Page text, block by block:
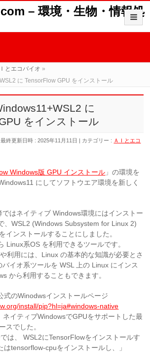
– 環境・生物・情報処
とエコバイオ »
に TensorFlow GPU をインストール
に
をインストール
最終更新日時 : 2025年11月11日 カテゴリー : ＡＩとエコ
Windows版 GPU インストール 」の環境を
にしてソフトウエア環境を新しく
はネイティブ Windows環境にはインストー
、WSL2 (Windows Subsystem for Linux 2)
インストールすることにしました。
Linux系OS を利用できるツールです。
利用には、Linux の基本的な知識が必要とさ
イオ系ツールを WSL 上の Linux にインス
から利用することもできます。
式のWinodwsインストールページ
install/pip?hl=ja#windows-native
ネイティブWindowsでGPUをサポートした最
スでした。
は、 WSL2にTensorFlowをインストールす
はtensorflow-cpuをインストールし、」